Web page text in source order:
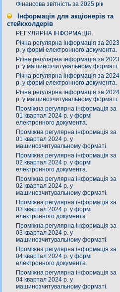
Фінансова звітність за 2025 рік
Інформація для акціонерів та
стейкхолдерів
РЕГУЛЯРНА ІНФОРМАЦІЯ.
Річна регулярна інформація за 2023
р. у формі електронного документа.
Річна регулярна інформація за 2023
р. у машинозчитувальному форматі.
Річна регулярна інформація за 2024
р. у формі електронного документа.
Річна регулярна інформація за 2024
р. у машинозчитувальному форматі.
Проміжна регулярна інформація за
01 квартал 2024 р. у формі
електронного документа.
Проміжна регулярна інформація за
01 квартал 2024 р. у
машинозчитувальному форматі.
Проміжна регулярна інформація за
02 квартал 2024 р. у формі
електронного документа.
Проміжна регулярна інформація за
02 квартал 2024 р. у
машинозчитувальному форматі.
Проміжна регулярна інформація за
03 квартал 2024 р. у формі
електронного документа.
Проміжна регулярна інформація за
03 квартал 2024 р. у
машинозчитувальному форматі.
Проміжна регулярна інформація за
04 квартал 2024 р. у формі
електронного документа.
Проміжна регулярна інформація за
04 квартал 2024 р. у
машинозчитувальному форматі.